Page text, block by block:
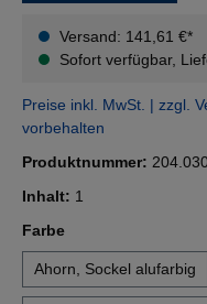
Versand: 141,61 €*
Sofort verfügbar,
Preise inkl. MwSt. | zzgl.
vorbehalten
Produktnummer:
Inhalt: 1
Farbeauswählen
Ahorn, Sockel alufarbig